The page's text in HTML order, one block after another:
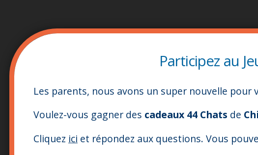
Participez au
Les parents, nous avons un super nouvelle pour
Voulez-vous gagner des cadeaux 44 Chats de
Cliquez ici et répondez aux questions. Vous